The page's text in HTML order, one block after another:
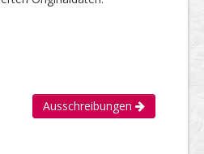
Ausschreibungen